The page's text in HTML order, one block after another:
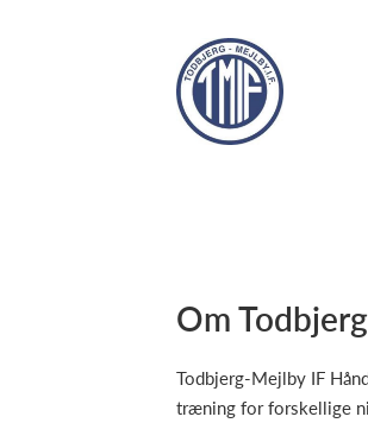
Om
Todbjerg-Mejlby IF
træning for forskellige